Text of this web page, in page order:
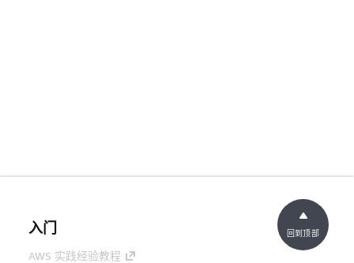
入门
AWS 实践经验教程
回到顶部